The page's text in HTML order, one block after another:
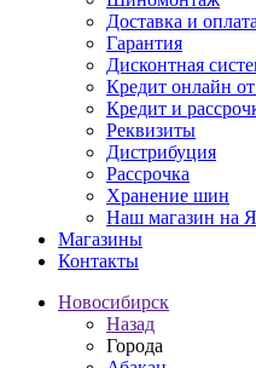
Доставка и
Гарантия
Дисконтная
Кредит онлайн
Кредит и
Реквизиты
Дистрибуция
Рассрочка
Хранение шин
Наш магазин на
Магазины
Контакты
Новосибирск
Назад
Города